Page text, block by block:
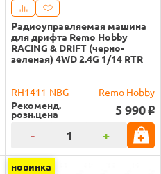
Радиоуправляемая машина
для дрифта Remo Hobby
RACING & DRIFT (черно-
зеленая) 4WD 2.4G 1/14 RTR
RH1411-NBG
Remo Hobby
Рекоменд.
розн.цена 5 990 o
- +
новинка